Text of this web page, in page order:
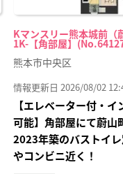
Kマンスリー熊本城前（
1K-【角部屋】
熊本市中央区
情報更新日 2026/08/02
【エレベーター付・
可能】角部屋にて蔚山
2023年築のバストイ
やコンビニ近く！